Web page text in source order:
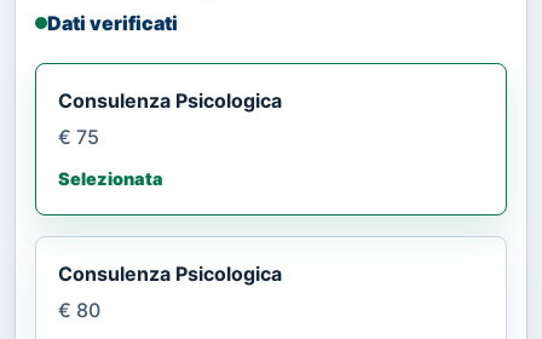
Dati verificati
Consulenza Psicologica
€ 75
Selezionata
Consulenza Psicologica
€ 80